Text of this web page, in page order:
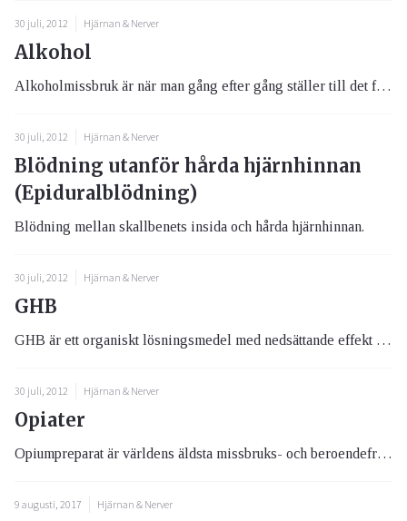
30 juli, 2012 Hjärnan & Nerver
Alkohol
Alkoholmissbruk är när man gång efter gång ställer till det för sig genom att använda alkohol. Alkoholberoende är när ma...
30 juli, 2012 Hjärnan & Nerver
Blödning utanför hårda hjärnhinnan
(Epiduralblödning)
Blödning mellan skallbenets insida och hårda hjärnhinnan.
30 juli, 2012 Hjärnan & Nerver
GHB
GHB är ett organiskt lösningsmedel med nedsättande effekt på det centrala nervsystemet. Dessutom har GHB lugnande, ånges...
30 juli, 2012 Hjärnan & Nerver
Opiater
Opiumpreparat är världens äldsta missbruks- och beroendeframkallande medel. I dag finns såväl naturliga som syntetiska p...
9 augusti, 2017 Hjärnan & Nerver